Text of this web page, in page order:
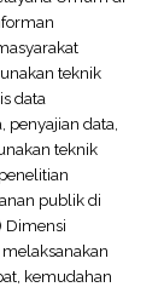
teknik
data
data,
teknik
publik di
Dimensi
kemudahan